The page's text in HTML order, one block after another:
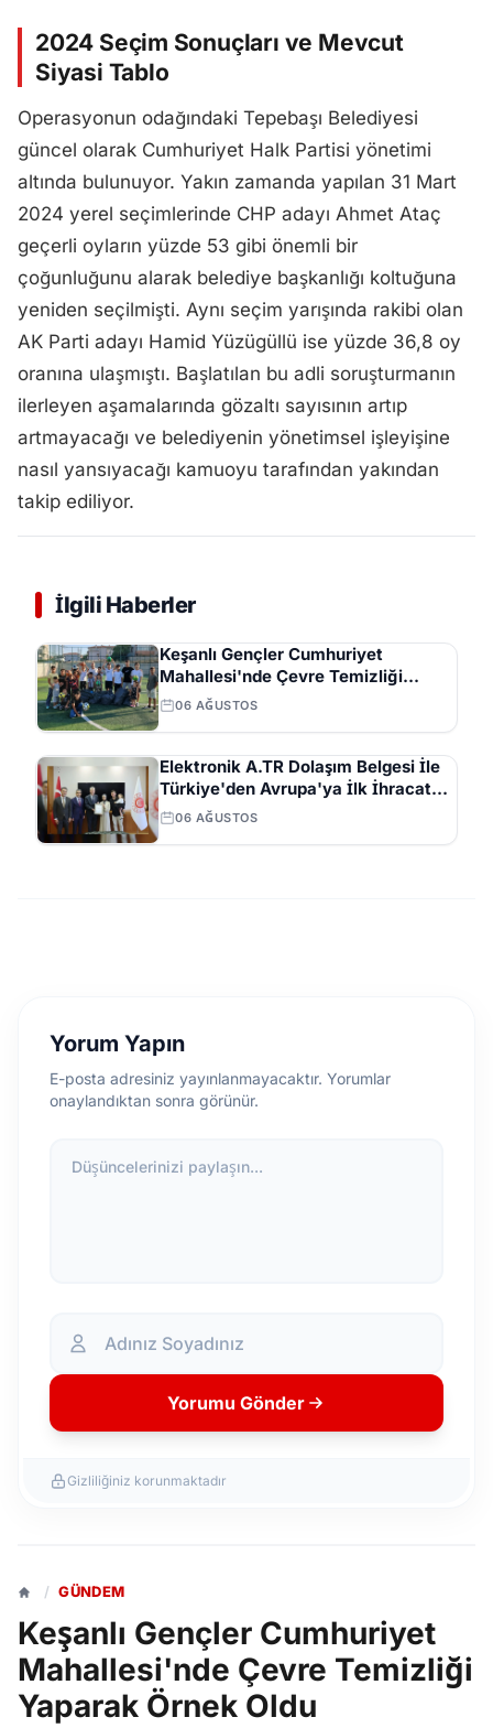
2024 Seçim Sonuçları ve Mevcut
Siyasi Tablo
Operasyonun odağındaki Tepebaşı Belediyesi
güncel olarak Cumhuriyet Halk Partisi yönetimi
altında bulunuyor. Yakın zamanda yapılan 31 Mart
2024 yerel seçimlerinde CHP adayı Ahmet Ataç
geçerli oyların yüzde 53 gibi önemli bir
çoğunluğunu alarak belediye başkanlığı koltuğuna
yeniden seçilmişti. Aynı seçim yarışında rakibi olan
AK Parti adayı Hamid Yüzügüllü ise yüzde 36,8 oy
oranına ulaşmıştı. Başlatılan bu adli soruşturmanın
ilerleyen aşamalarında gözaltı sayısının artıp
artmayacağı ve belediyenin yönetimsel işleyişine
nasıl yansıyacağı kamuoyu tarafından yakından
takip ediliyor.
İlgili Haberler
Keşanlı Gençler Cumhuriyet
Mahallesi'nde Çevre Temizliği
Yaparak Örnek Oldu
06 AĞUSTOS
Elektronik A.TR Dolaşım Belgesi İle
Türkiye'den Avrupa'ya İlk İhracat
Gerçekleşti
06 AĞUSTOS
Yorum Yapın
E-posta adresiniz yayınlanmayacaktır. Yorumlar
onaylandıktan sonra görünür.
Düşüncelerinizi paylaşın...
Yorumu Gönder
Gizliliğiniz korunmaktadır
/ GÜNDEM
Keşanlı Gençler Cumhuriyet
Mahallesi'nde Çevre Temizliği
Yaparak Örnek Oldu